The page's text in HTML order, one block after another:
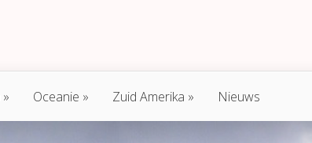
Oceanie Zuid Amerika Nieuws